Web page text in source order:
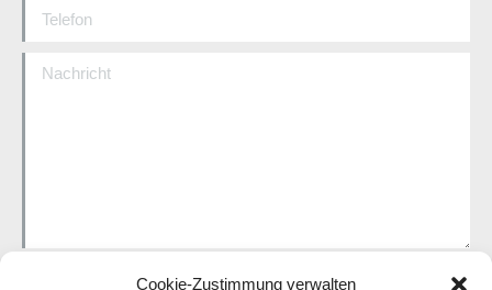
Cookie-Zustimmung verwalten
Telefon
Nachricht
Ich stimme der Datenschutzerklärung zu